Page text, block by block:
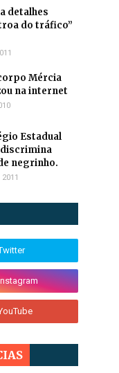
detalhes
do tráfico”
Mércia
na internet
Estadual
negrinho.